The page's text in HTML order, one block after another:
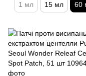
1 мл 15 мл 60